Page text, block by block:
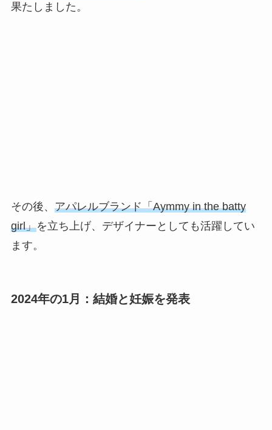
果たしました。
その後、 アパレルブランド「Aymmy in the batty
girl」を立ち上げ、デザイナーとしても活躍してい
ます。
2024年の1月：結婚と妊娠を発表